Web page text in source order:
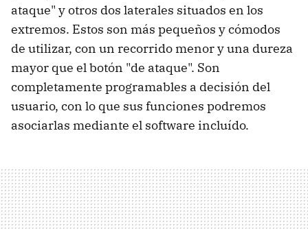
ataque" y otros dos laterales situados en los
extremos. Estos son más pequeños y cómodos
de utilizar, con un recorrido menor y una dureza
mayor que el botón "de ataque". Son
completamente programables a decisión del
usuario, con lo que sus funciones podremos
asociarlas mediante el software incluído.